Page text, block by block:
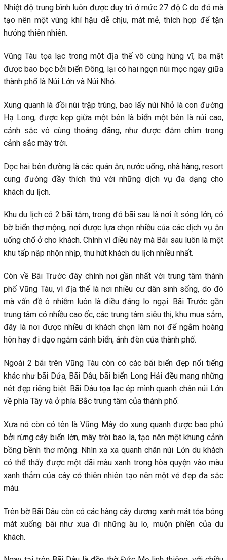
Nhiệt độ trung bình luôn được duy trì ở mức 27 độ C do đó mà
tạo nên một vùng khí hậu dễ chịu, mát mẻ, thích hợp để tận
hưởng thiên nhiên.
Vũng Tàu tọa lạc trong một địa thế vô cùng hùng vĩ, ba mặt
được bao bọc bởi biển Đông, lại có hai ngọn núi mọc ngay giữa
thành phố là Núi Lớn và Núi Nhỏ.
Xung quanh là đồi núi trập trùng, bao lấy núi Nhỏ là con đường
Hạ Long, được kẹp giữa một bên là biển một bên là núi cao,
cảnh sắc vô cùng thoáng đãng, như được đắm chìm trong
cảnh sắc mây trời.
Dọc hai bên đường là các quán ăn, nước uống, nhà hàng, resort
cung đường đầy thích thú với những dịch vụ đa dạng cho
khách du lịch.
Khu du lịch có 2 bãi tắm, trong đó bãi sau là nơi ít sóng lớn, có
bờ biển thơ mộng, nơi được lựa chọn nhiều của các dịch vụ ăn
uống chổ ở cho khách. Chính vì điều này mà Bãi sau luôn là một
khu tấp nập nhộn nhịp, thu hút khách du lịch nhiều nhất.
Còn về Bãi Trước đây chính nơi gần nhất với trung tâm thành
phố Vũng Tàu, vì địa thế là nơi nhiều cư dân sinh sống, do đó
mà vấn đề ô nhiễm luôn là điều đáng lo ngại. Bãi Trước gần
trung tâm có nhiều cao ốc, các trung tâm siêu thị, khu mua sắm,
đây là nơi được nhiều di khách chọn làm nơi để ngắm hoàng
hôn hay đi dạo ngắm cảnh biển, ánh đèn của thành phố.
Ngoài 2 bãi trên Vũng Tàu còn có các bãi biển đẹp nổi tiếng
khác như bãi Dứa, Bãi Dâu, bãi biển Long Hải đều mang những
nét đẹp riêng biệt. Bãi Dâu tọa lạc ép mình quanh chân núi Lớn
về phía Tây và ở phía Bắc trung tâm của thành phố.
Xưa nó còn có tên là Vũng Mây do xung quanh được bao phủ
bởi rừng cây biển lớn, mây trời bao la, tạo nên một khung cảnh
bồng bềnh thơ mộng. Nhìn xa xa quanh chân núi Lớn du khách
có thể thấy được một dãi màu xanh trong hòa quyện vào màu
xanh thẳm của cây cỏ thiên nhiên tạo nên một vẻ đẹp đa sắc
màu.
Trên bờ Bãi Dâu còn có các hàng cây dương xanh mát tỏa bóng
mát xuống bãi như xua đi những âu lo, muộn phiền của du
khách.